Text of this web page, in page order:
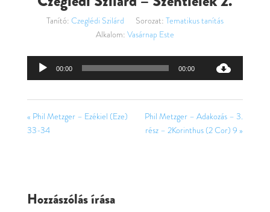
Tanító: Czeglédi Szilárd Sorozat: Tematikus tanítás
Alkalom: Vasárnap Este
Audió
00:00 00:00
« Phil Metzger – Ezékiel (Eze)
33-34
Phil Metzger – Adakozás – 3.
rész – 2Korinthus (2 Cor) 9 »
Hozzászólás írása